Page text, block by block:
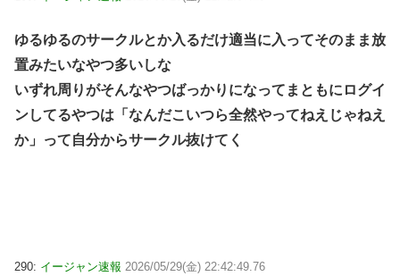
ゆるゆるのサークルとか入るだけ適当に入ってそのまま放
置みたいなやつ多いしな
いずれ周りがそんなやつばっかりになってまともにログイ
ンしてるやつは「なんだこいつら全然やってねえじゃねえ
か」って自分からサークル抜けてく
290: イージャン速報 2026/05/29(金) 22:42:49.76